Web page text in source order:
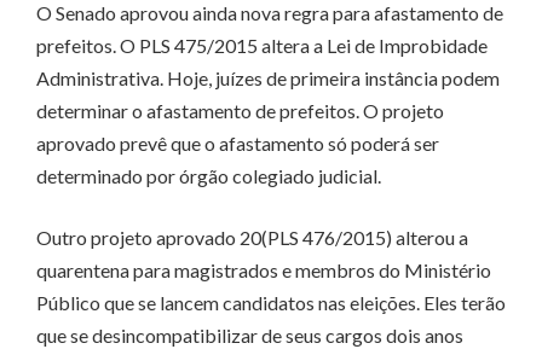
O Senado aprovou ainda nova regra para afastamento de
prefeitos. O PLS 475/2015 altera a Lei de Improbidade
Administrativa. Hoje, juízes de primeira instância podem
determinar o afastamento de prefeitos. O projeto
aprovado prevê que o afastamento só poderá ser
determinado por órgão colegiado judicial.
Outro projeto aprovado 20(PLS 476/2015) alterou a
quarentena para magistrados e membros do Ministério
Público que se lancem candidatos nas eleições. Eles terão
que se desincompatibilizar de seus cargos dois anos